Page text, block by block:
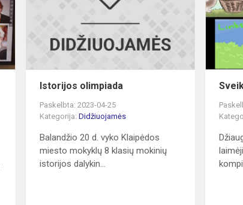
kalbėjimo
konkurs...
Istorijos olimpiada
Paskelbta: 2023-04-25
Kategorija:Didžiuojamės
Balandžio 20 d. vyko Klaipėdos
miesto mokyklų 8 klasių mokinių
istorijos dalykin...